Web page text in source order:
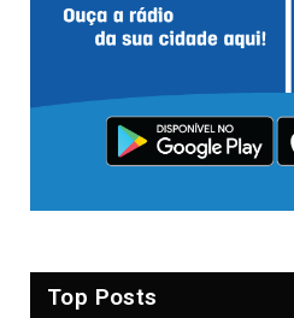
Top Posts